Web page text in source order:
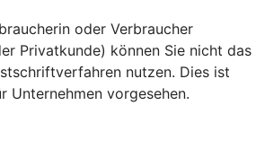
oder Verbraucher
Privatkunde) können Sie nicht das
nutzen. Dies ist
Unternehmen vorgesehen.